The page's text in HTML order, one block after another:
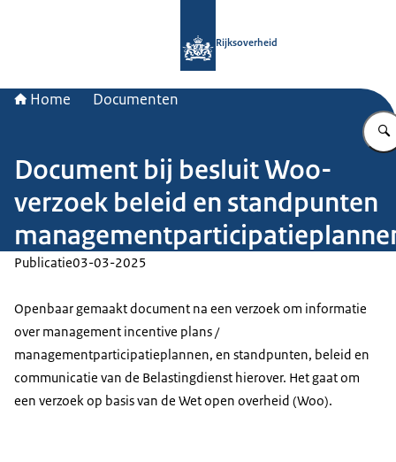
Rijksoverheid
Home Documenten
Document bij besluit Woo-
verzoek beleid en standpunten
Publicatie03-03-2025
Openbaar gemaakt document na een verzoek om informatie
over management incentive plans /
managementparticipatieplannen, en standpunten, beleid en
communicatie van de Belastingdienst hierover. Het gaat om
een verzoek op basis van de Wet open overheid (Woo).